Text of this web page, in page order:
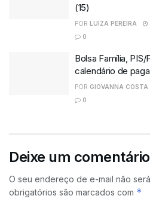
(15)
POR LUIZA PEREIRA
0
Bolsa Família,
calendário de
POR GIOVANNA COSTA
0
Deixe um comentário
O seu endereço de e-mail não
obrigatórios são marcados com *